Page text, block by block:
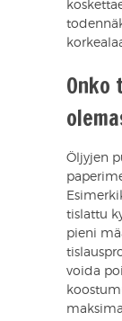
Onko
Öljyjen
tislattu
pieni
voida